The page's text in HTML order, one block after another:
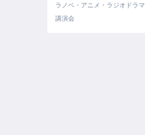
ラノベ・アニメ・ラジオドラマ
講演会